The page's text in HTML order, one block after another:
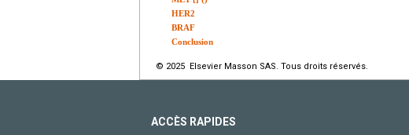
HER2
BRAF
Conclusion
© 2025 Elsevier Masson SAS. Tous droits réservés.
ACCÈS RAPIDES